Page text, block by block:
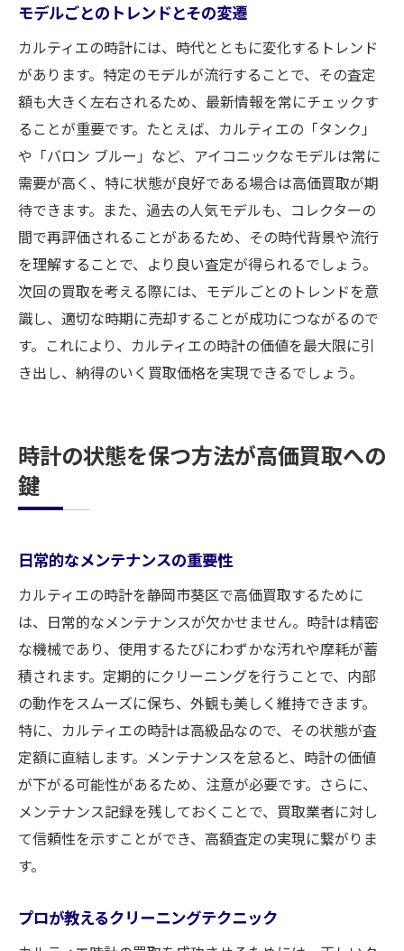
モデルごとのトレンドとその変遷
カルティエの時計には、時代とともに変化するトレンド
があります。特定のモデルが流行することで、その査定
額も大きく左右されるため、最新情報を常にチェックす
ることが重要です。たとえば、カルティエの「タンク」
や「バロン ブルー」など、アイコニックなモデルは常に
需要が高く、特に状態が良好である場合は高価買取が期
待できます。また、過去の人気モデルも、コレクターの
間で再評価されることがあるため、その時代背景や流行
を理解することで、より良い査定が得られるでしょう。
次回の買取を考える際には、モデルごとのトレンドを意
識し、適切な時期に売却することが成功につながるので
す。これにより、カルティエの時計の価値を最大限に引
き出し、納得のいく買取価格を実現できるでしょう。
時計の状態を保つ方法が高価買取への
鍵
日常的なメンテナンスの重要性
カルティエの時計を静岡市葵区で高価買取するために
は、日常的なメンテナンスが欠かせません。時計は精密
な機械であり、使用するたびにわずかな汚れや摩耗が蓄
積されます。定期的にクリーニングを行うことで、内部
の動作をスムーズに保ち、外観も美しく維持できます。
特に、カルティエの時計は高級品なので、その状態が査
定額に直結します。メンテナンスを怠ると、時計の価値
が下がる可能性があるため、注意が必要です。さらに、
メンテナンス記録を残しておくことで、買取業者に対し
て信頼性を示すことができ、高額査定の実現に繋がりま
す。
プロが教えるクリーニングテクニック